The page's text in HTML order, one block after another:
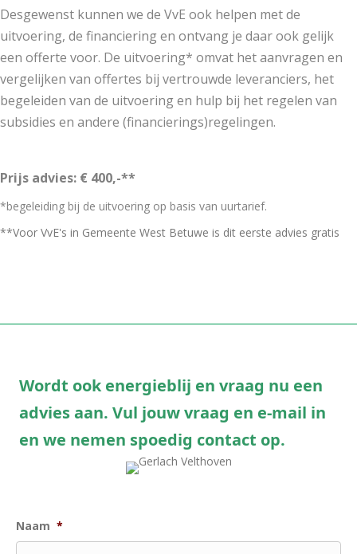
Desgewenst kunnen we de VvE ook helpen met de
uitvoering, de financiering en ontvang je daar ook gelijk
een offerte voor. De uitvoering* omvat het aanvragen en
vergelijken van offertes bij vertrouwde leveranciers, het
begeleiden van de uitvoering en hulp bij het regelen van
subsidies en andere (financierings)regelingen.
Prijs advies: € 400,-**
*begeleiding bij de uitvoering op basis van uurtarief.
**Voor VvE's in Gemeente West Betuwe is dit eerste advies gratis
Wordt ook energieblij en vraag nu een
advies aan. Vul jouw vraag en e-mail in
en we nemen spoedig contact op.
Naam *